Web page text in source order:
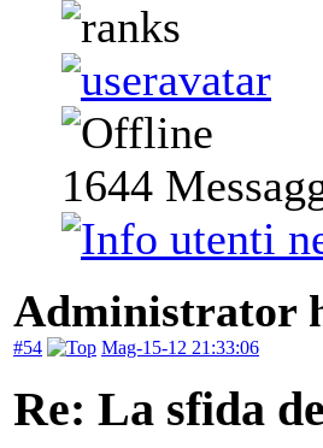
1644
Administrator
#54 Mag-15-12 21:33:06
Re: La sfida